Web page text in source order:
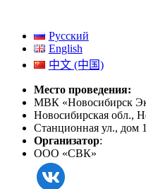
Русский
English
中文 (中国)
Место проведения:
МВК «Новосибирск
Новосибирская обл.,
Станционная ул., дом
Организатор:
ООО «СВК»